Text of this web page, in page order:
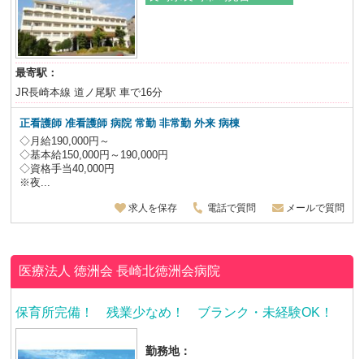
最寄駅：
JR長崎本線 道ノ尾駅 車で16分
正看護師 准看護師 病院 常勤 非常勤 外来 病棟
◇月給190,000円～
◇基本給150,000円～190,000円
◇資格手当40,000円
※夜...
求人を保存 電話で質問 メールで質問
医療法人 徳洲会長崎北徳洲会病院
保育所完備！ 残業少なめ！ ブランク・未経験OK！
勤務地：